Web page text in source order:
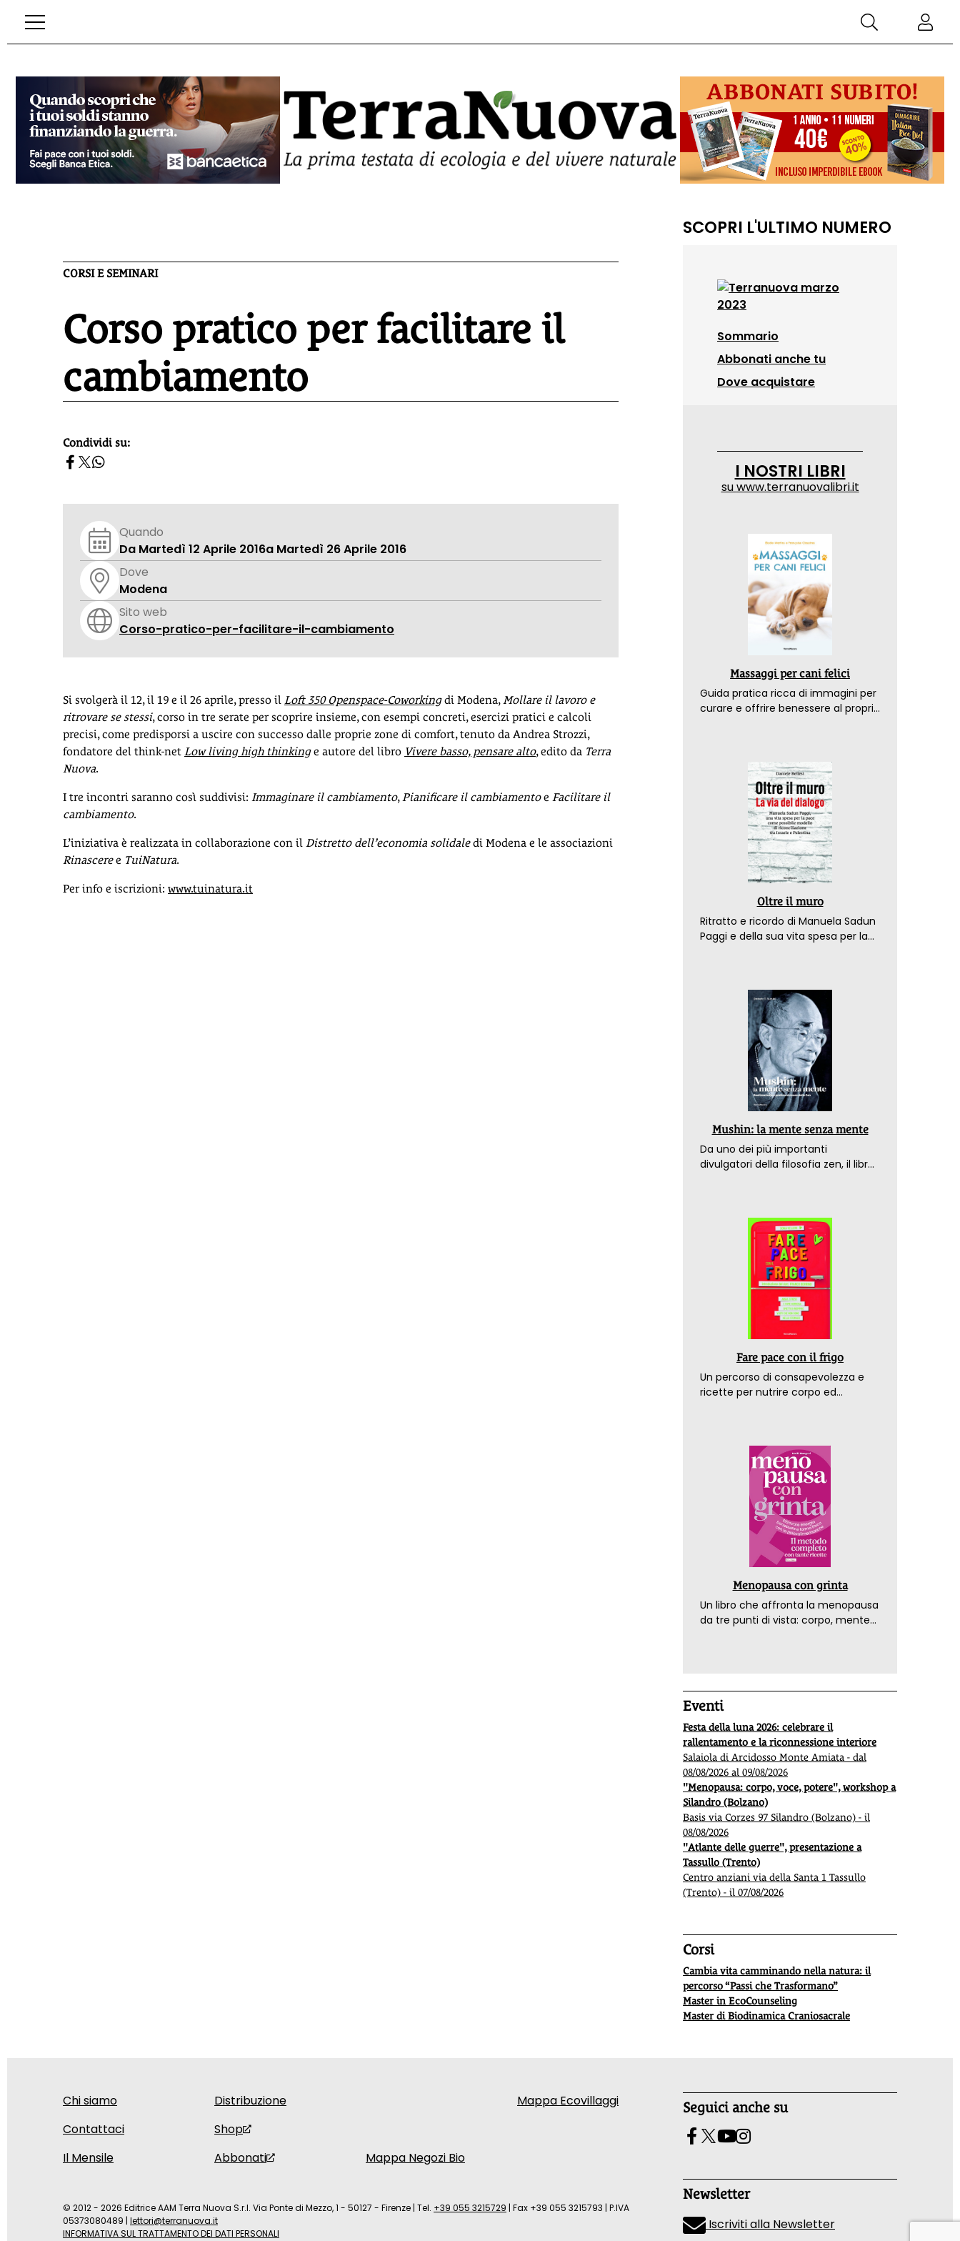
CORSI E SEMINARI
Corso pratico per facilitare il
cambiamento
homepage h2
Condividi su:
Quando
Da Martedì 12 Aprile 2016a Martedì 26 Aprile 2016
Dove
Modena
Sito web
Corso-pratico-per-facilitare-il-cambiamento
Si svolgerà il 12, il 19 e il 26 aprile, presso il Loft 350 Openspace-Coworkingdi Modena,Mollare il lavoro e
ritrovare se stessi, corso in tre serate per scoprire insieme, con esempi concreti, esercizi pratici e calcoli
precisi, come predisporsi a uscire con successo dalle proprie zone di comfort, tenuto da Andrea Strozzi,
fondatore del think-net Low living high thinkinge autore del libro Vivere basso, pensare alto, edito da Terra
Nuova.
I tre incontri saranno così suddivisi: Immaginare il cambiamento,Pianificare il cambiamentoe Facilitare il
cambiamento.
L’iniziativa è realizzata in collaborazione con il Distretto dell’economia solidaledi Modena e le associazioni
Rinasceree TuiNatura.
Per info e iscrizioni: www.tuinatura.it
SCOPRI L'ULTIMO NUMERO
Sommario
Abbonati anche tu
Dove acquistare
I NOSTRI LIBRI
suwww.terranuovalibri.it
Massaggi per cani felici
Guida pratica ricca di immagini per
curare e offrire benessere al proprio
Oltre il muro
Ritratto e ricordo di Manuela Sadun
Paggi e della sua vita spesa per la
Mushin: la mente senza mente
Da uno dei più importanti
divulgatori della filosofia zen, il libro
Fare pace con il frigo
Un percorso di consapevolezza e
ricette per nutrire corpo ed
Menopausa con grinta
Un libro che affronta la menopausa
da tre punti di vista: corpo, mente
Eventi
Festa della luna 2026: celebrare il
rallentamento e la riconnessione interiore
Salaiola di Arcidosso Monte Amiata - dal
08/08/2026 al 09/08/2026
"Menopausa: corpo, voce, potere", workshop a
Silandro (Bolzano)
Basis via Corzes 97 Silandro (Bolzano) - il
08/08/2026
"Atlante delle guerre", presentazione a
Tassullo (Trento)
Centro anziani via della Santa 1 Tassullo
(Trento) - il 07/08/2026
Corsi
Cambia vita camminando nella natura: il
percorso “Passi che Trasformano”
Master in EcoCounseling
Master di Biodinamica Craniosacrale
Chi siamo
Contattaci
Il Mensile
Distribuzione
Shop
Abbonati
Mappa Negozi Bio
Mappa Ecovillaggi Seguici anche su
Newsletter
Iscriviti alla Newsletter
© 2012 - 2026 Editrice AAM Terra Nuova S.r.l. Via Ponte di Mezzo, 1 - 50127 - Firenze | Tel. +39 055 3215729 | Fax +39 055 3215793 | P.IVA
05373080489 | lettori@terranuova.it
INFORMATIVA SUL TRATTAMENTO DEI DATI PERSONALI